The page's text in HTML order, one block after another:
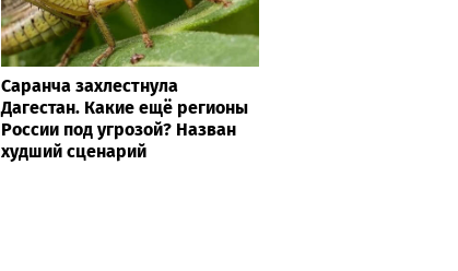
Саранча захлестнула
Дагестан. Какие ещё регионы
России под угрозой? Назван
худший сценарий